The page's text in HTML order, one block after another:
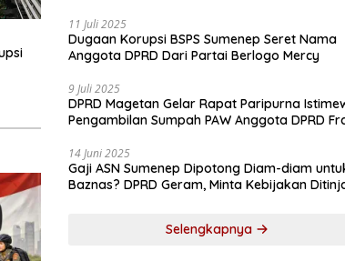
11 Juli 2025
Dugaan Korupsi BSPS Sumenep Seret Nama
Anggota DPRD Dari Partai Berlogo Mercy
9 Juli 2025
DPRD Magetan Gelar Rapat Paripurna
Pengambilan Sumpah PAW Anggota DPRD
14 Juni 2025
Gaji ASN Sumenep Dipotong Diam-diam
Baznas? DPRD Geram, Minta Kebijakan
Selengkapnya